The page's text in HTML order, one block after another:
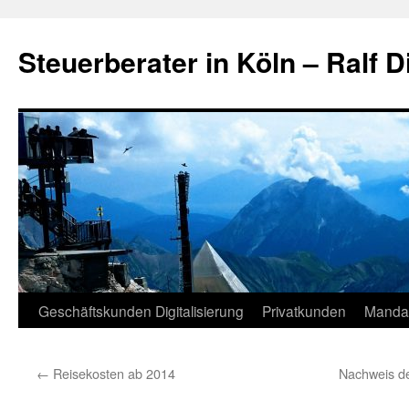
springen
Steuerberater in Köln – Ralf
Geschäftskunden Digitalisierung Privatkunden
← Reisekosten ab 2014 Nachweis